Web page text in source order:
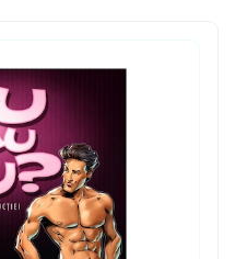
naștere unei tensiuni